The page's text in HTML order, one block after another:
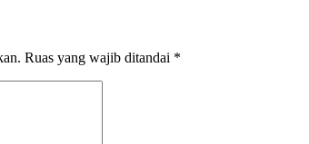
Ruas yang wajib ditandai *